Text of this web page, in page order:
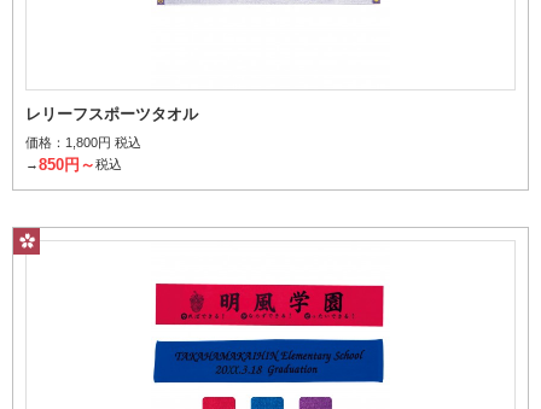
レリーフスポーツタオル
価格： 1,800円 税込
→850円～税込